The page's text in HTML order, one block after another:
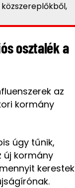
osztalék a
az
kormány
úgy tűnik,
új kormány
kerestek